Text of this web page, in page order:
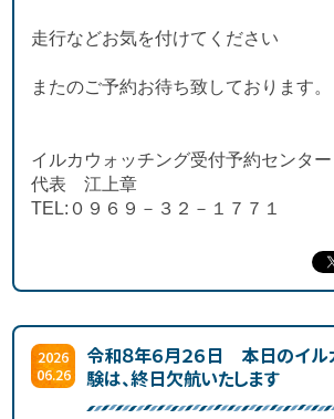
走行などお気を付けてください
またのご予約お待ち致しております。
イルカウォッチング受付予約センター
代表 江上章
TEL:０９６９－３２－１７７１
2026
06.26
令和８年６月２６日 本日のイル
験は、終日欠航いたします